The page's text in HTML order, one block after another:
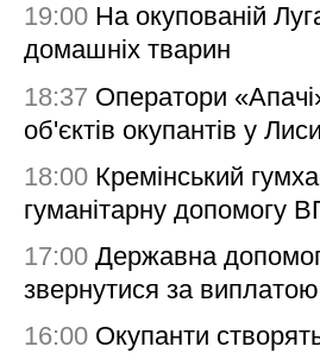
19:00 На окупованій
домашніх тварин
18:37 Оператори
об'єктів окупантів у
18:00 Кремінський
гуманітарну допомогу
17:00 Державна
звернутися за
16:00 Окупанти